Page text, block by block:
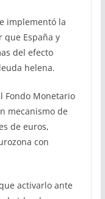
implementó la
que España y
del efecto
helena.
Fondo Monetario
mecanismo de
de euros,
con
activarlo ante